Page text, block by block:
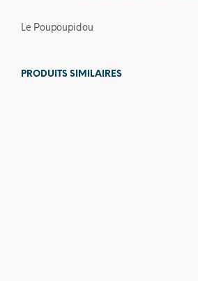
Le Poupoupidou
PRODUITS SIMILAIRES